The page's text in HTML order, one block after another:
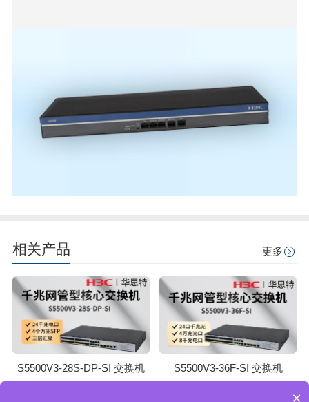
相关产品 更多
S5500V3-28S-DP-SI 交换机 S5500V3-36F-SI 交换机
×